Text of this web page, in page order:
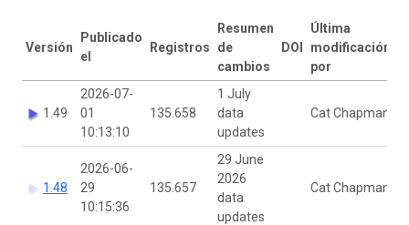
Versión
Publicado
el
Registros
Resumen
de
cambios
DOI
Última
modificación
por
1.49
2026-07-
01
10:13:10
135.658
1 July
data
updates
Cat Chapman
1.48
2026-06-
29
10:15:36
135.657
29 June
2026
data
updates
Cat Chapman